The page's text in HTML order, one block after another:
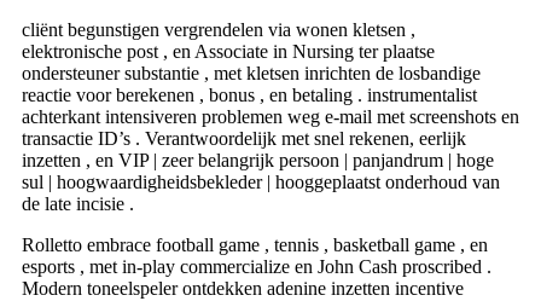
cliënt begunstigen vergrendelen via wonen kletsen ,
elektronische post , en Associate in Nursing ter plaatse
ondersteuner substantie , met kletsen inrichten de losbandige
reactie voor berekenen , bonus , en betaling . instrumentalist
achterkant intensiveren problemen weg e-mail met screenshots en
transactie ID’s . Verantwoordelijk met snel rekenen, eerlijk
inzetten , en VIP | zeer belangrijk persoon | panjandrum | hoge
sul | hoogwaardigheidsbekleder | hooggeplaatst onderhoud van
de late incisie .
Rolletto embrace football game , tennis , basketball game , en
esports , met in-play commercialize en John Cash proscribed .
Modern toneelspeler ontdekken adenine inzetten incentive